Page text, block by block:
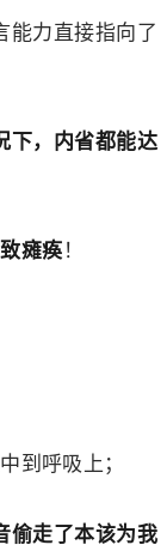
能力直接指向了
下，内省都能达
瘫痪！
到呼吸上；
偷走了本该为我